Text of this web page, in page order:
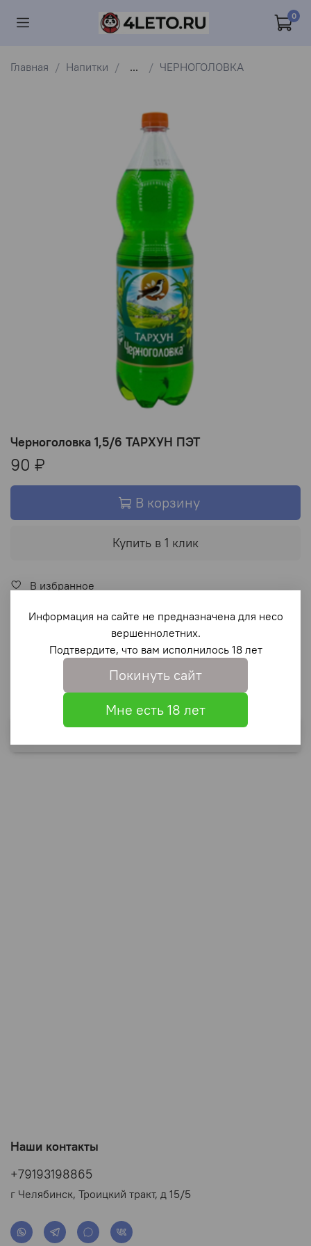
0
Главная Напитки ... ЧЕРНОГОЛОВКА
Черноголовка 1,5/6 ТАРХУН ПЭТ
90 ₽
В корзину
Купить в 1 клик
В избранное
Описание
Выбрать
Наши контакты
+79193198865
г Челябинск, Троицкий тракт, д 15/5
Информация на сайте не предназначена для несо
вершеннолетних.
Подтвердите, что вам исполнилось 18 лет
Покинуть сайт
Мне есть 18 лет